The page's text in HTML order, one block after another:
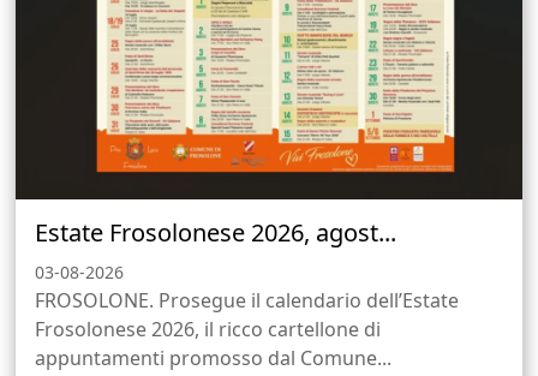
Estate Frosolonese 2026, agost...
03-08-2026
FROSOLONE. Prosegue il calendario dell’Estate
Frosolonese 2026, il ricco cartellone di
appuntamenti promosso dal Comune...